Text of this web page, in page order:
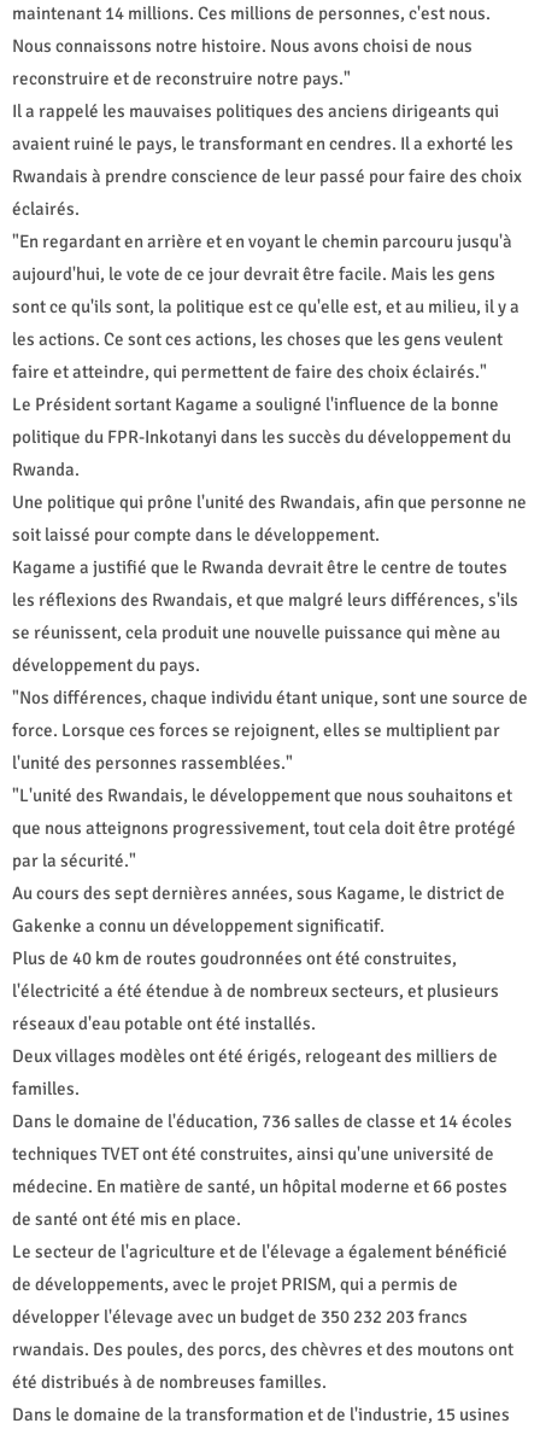
maintenant 14 millions. Ces millions de personnes, c'est nous.
Nous connaissons notre histoire. Nous avons choisi de nous
reconstruire et de reconstruire notre pays."
Il a rappelé les mauvaises politiques des anciens dirigeants qui
avaient ruiné le pays, le transformant en cendres. Il a exhorté les
Rwandais à prendre conscience de leur passé pour faire des choix
éclairés.
"En regardant en arrière et en voyant le chemin parcouru jusqu'à
aujourd'hui, le vote de ce jour devrait être facile. Mais les gens
sont ce qu'ils sont, la politique est ce qu'elle est, et au milieu, il y a
les actions. Ce sont ces actions, les choses que les gens veulent
faire et atteindre, qui permettent de faire des choix éclairés."
Le Président sortant Kagame a souligné l'influence de la bonne
politique du FPR-Inkotanyi dans les succès du développement du
Rwanda.
Une politique qui prône l'unité des Rwandais, afin que personne ne
soit laissé pour compte dans le développement.
Kagame a justifié que le Rwanda devrait être le centre de toutes
les réflexions des Rwandais, et que malgré leurs différences, s'ils
se réunissent, cela produit une nouvelle puissance qui mène au
développement du pays.
"Nos différences, chaque individu étant unique, sont une source de
force. Lorsque ces forces se rejoignent, elles se multiplient par
l'unité des personnes rassemblées."
"L'unité des Rwandais, le développement que nous souhaitons et
que nous atteignons progressivement, tout cela doit être protégé
par la sécurité."
Au cours des sept dernières années, sous Kagame, le district de
Gakenke a connu un développement significatif.
Plus de 40 km de routes goudronnées ont été construites,
l'électricité a été étendue à de nombreux secteurs, et plusieurs
réseaux d'eau potable ont été installés.
Deux villages modèles ont été érigés, relogeant des milliers de
familles.
Dans le domaine de l'éducation, 736 salles de classe et 14 écoles
techniques TVET ont été construites, ainsi qu'une université de
médecine. En matière de santé, un hôpital moderne et 66 postes
de santé ont été mis en place.
Le secteur de l'agriculture et de l'élevage a également bénéficié
de développements, avec le projet PRISM, qui a permis de
développer l'élevage avec un budget de 350 232 203 francs
rwandais. Des poules, des porcs, des chèvres et des moutons ont
été distribués à de nombreuses familles.
Dans le domaine de la transformation et de l'industrie, 15 usines